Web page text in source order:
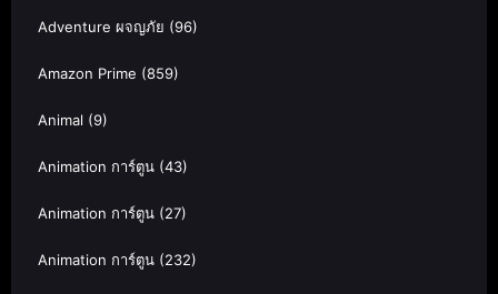
Adventure ผจญภัย (96)
Amazon Prime (859)
Animal (9)
Animation การ์ตูน (43)
Animation การ์ตูน (27)
Animation การ์ตูน (232)